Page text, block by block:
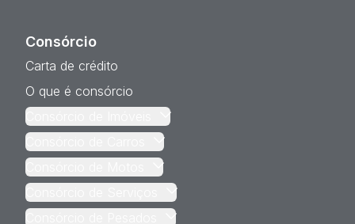
Consórcio
Carta de crédito
O que é consórcio